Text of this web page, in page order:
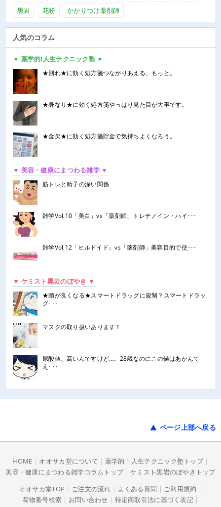
黒岩
花粉 かかりつけ薬剤師
人気のコラム
▼ 薬学的!人生テクニック塾 ▼
★別れ★に効く処方箋つながりあえる、もっと。
★身なり★に効く処方箋やっぱり見た目が大事です。
★金欠★に効く処方箋貯金で気持ちよくなろう。
▼ 美容・健康にまつわる雑学 ▼
筋トレと精子の深い関係
雑学Vol.10「美白」vs「薬剤師」トレチノイン・ハイ･･･
雑学Vol.12「ヒルドイド」vs「薬剤師」美容目的で使･･･
▼ ケミスト黒岩のぼやき ▼
★頭が良くなる★スマートドラッグに規制？スマートドラッ
グ･･･
マスクの取り扱いあります！
尿酸値、高いんですけど…。28歳なのにこの値はあかんて
え･･･
ページ上部へ戻る
HOME | オオサカ堂について | 薬学的！人生テクニック塾トップ|
美容・健康にまつわる雑学コラムトップ| ケミスト黒岩のぼやきトップ
オオサカ堂TOP | ご注文の流れ | よくある質問 | ご利用規約 |
荷物番号検索 | お問い合わせ | 特定商取引法に基づく表記|